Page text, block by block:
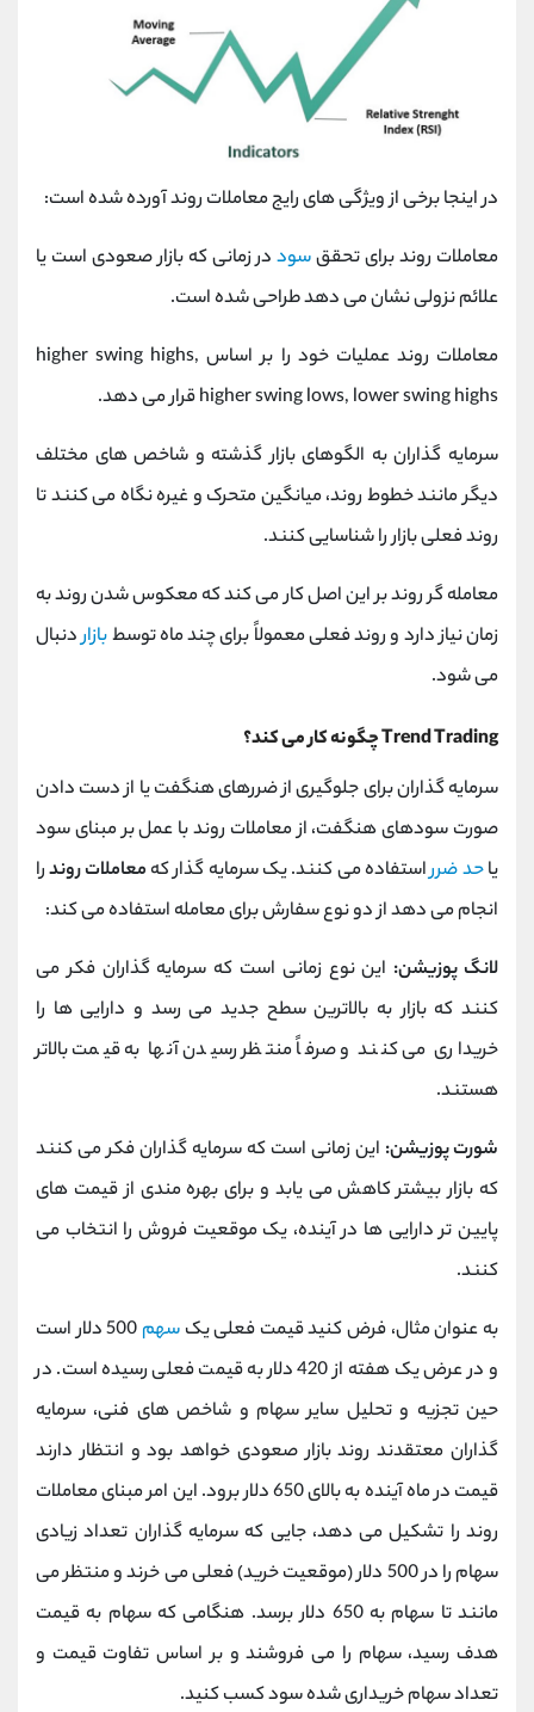
در اینجا برخی از ویژگی های رایج معاملات روند آورده شده است:
معاملات روند برای تحققسوددر زمانی که بازار صعودی است یا
علائم نزولی نشان می دهد طراحی شده است.
معاملات روند عملیات خود را بر اساس higher swing highs,
higher swing lows, lower swing highs قرار می دهد.
سرمایه گذاران به الگوهای بازار گذشته و شاخص های مختلف
دیگر مانند خطوط روند، میانگین متحرک و غیره نگاه می کنند تا
روند فعلی بازار را شناسایی کنند.
معامله گر روند بر این اصل کار می کند که معکوس شدن روند به
زمان نیاز دارد و روند فعلی معمولاً برای چند ماه توسطبازاردنبال
می شود.
Trend Trading چگونه کار می کند؟
سرمایه گذاران برای جلوگیری از ضررهای هنگفت یا از دست دادن
صورت سودهای هنگفت، از معاملات روند با عمل بر مبنای سود
یاحد ضرراستفاده می کنند. یک سرمایه گذار که معاملات روندرا
انجام می دهد از دو نوع سفارش برای معامله استفاده می کند:
لانگ پوزیشن: این نوع زمانی است که سرمایه گذاران فکر می
کنند که بازار به بالاترین سطح جدید می رسد و دارایی ها را
خریداری می کنند و صرفاً منتظر رسیدن آنها به قیمت بالاتر
هستند.
شورت پوزیشن: این زمانی است که سرمایه گذاران فکر می کنند
که بازار بیشتر کاهش می یابد و برای بهره مندی از قیمت های
پایین تر دارایی ها در آینده، یک موقعیت فروش را انتخاب می
کنند.
به عنوان مثال، فرض کنید قیمت فعلی یکسهم
500 دلار است
و در عرض یک هفته از 420 دلار به قیمت فعلی رسیده است. در
حین تجزیه و تحلیل سایر سهام و شاخص های فنی، سرمایه
گذاران معتقدند روند بازار صعودی خواهد بود و انتظار دارند
قیمت در ماه آینده به بالای 650 دلار برود. این امر مبنای معاملات
روند را تشکیل می دهد، جایی که سرمایه گذاران تعداد زیادی
سهام را در 500 دلار (موقعیت خرید) فعلی می خرند و منتظر می
مانند تا سهام به 650 دلار برسد. هنگامی که سهام به قیمت
هدف رسید، سهام را می فروشند و بر اساس تفاوت قیمت و
تعداد سهام خریداری شده سود کسب کنید.